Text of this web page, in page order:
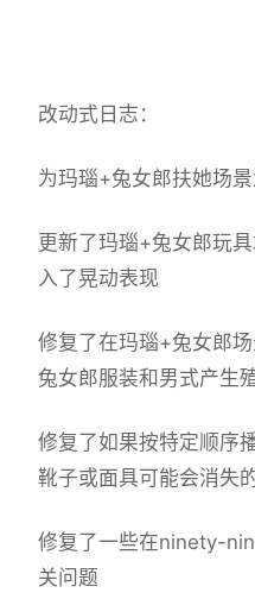
改动式日志：
为玛瑙+兔女郎扶她场
更新了玛瑙+兔女郎玩
入了晃动表现
修复了在玛瑙+兔女郎
兔女郎服装和男式产生
修复了如果按特定顺序
靴子或面具可能会消失
修复了一些在ninety-
关问题